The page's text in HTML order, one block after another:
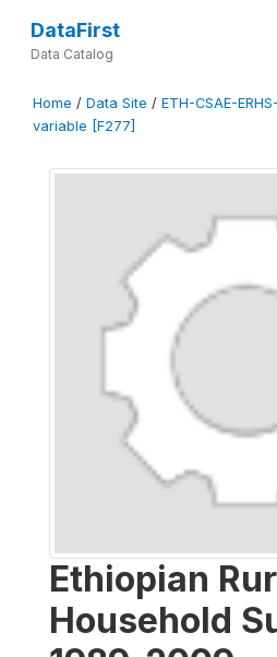
DataFirst
Data Catalog
Home / Data Site / ETH-CSAE-
variable [F277]
Ethiopian
Household